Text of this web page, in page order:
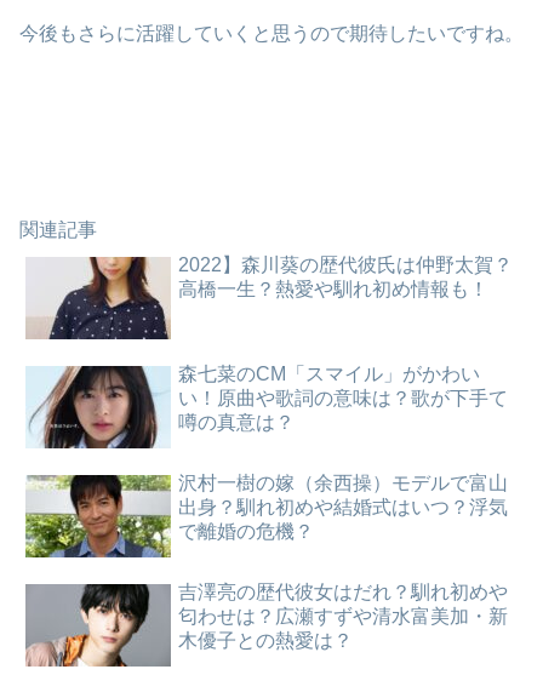
今後もさらに活躍していくと思うので期待したいですね。
関連記事
2022】森川葵の歴代彼氏は仲野太賀？
高橋一生？熱愛や馴れ初め情報も！
森七菜のCM「スマイル」がかわい
い！原曲や歌詞の意味は？歌が下手て
噂の真意は？
沢村一樹の嫁（余西操）モデルで富山
出身？馴れ初めや結婚式はいつ？浮気
で離婚の危機？
吉澤亮の歴代彼女はだれ？馴れ初めや
匂わせは？広瀬すずや清水富美加・新
木優子との熱愛は？